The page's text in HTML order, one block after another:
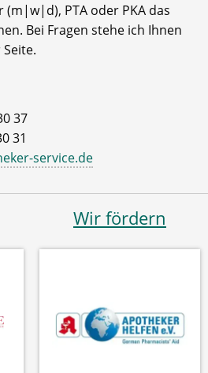
(m|w|d), PTA oder PKA das
Bei Fragen stehe ich Ihnen
37
31
service.de
Wir fördern